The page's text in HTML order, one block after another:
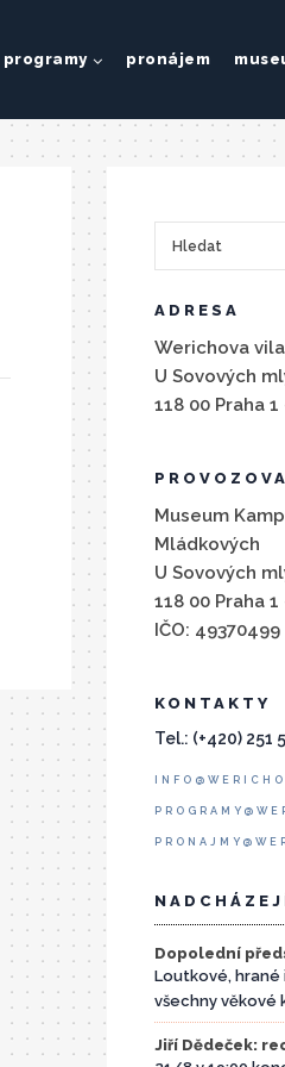
programy pronájem
ADRESA
Werichova vila
U Sovových
118 00 Praha
Museum
Mládkových
U Sovových
118 00 Praha
IČO: 49370499
KONTAKTY
Tel.: (+420) 251
Dopolední
Loutkové, hrané
všechny věkové
Jiří Dědeček: